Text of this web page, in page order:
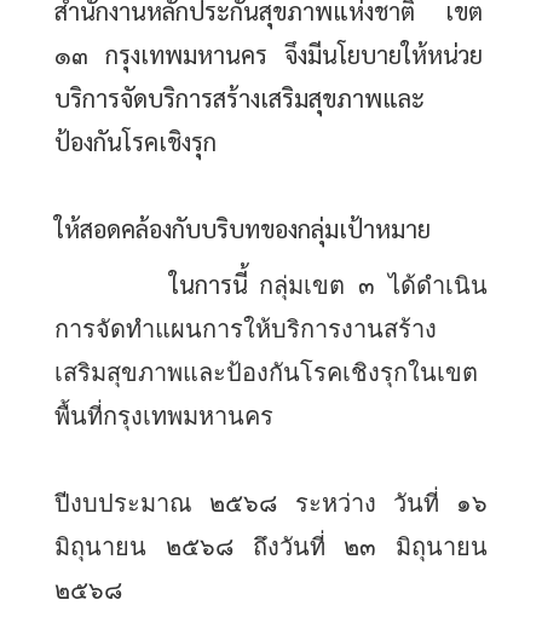
สำนักงานหลักประกันสุขภาพแห่งชาติ เขต
๑๓ กรุงเทพมหานคร จึงมีนโยบายให้หน่วย
บริการจัดบริการสร้างเสริมสุขภาพและ
ป้องกันโรคเชิงรุก
ให้สอดคล้องกับบริบทของกลุ่มเป้าหมาย
ในการนี้ กลุ่มเขต ๓ ได้ดำเนิน
การจัดทำแผนการให้บริการงานสร้าง
เสริมสุขภาพและป้องกันโรคเชิงรุกในเขต
พื้นที่กรุงเทพมหานคร
ปีงบประมาณ ๒๕๖๘ ระหว่าง วันที่ ๑๖
มิถุนายน ๒๕๖๘ ถึงวันที่ ๒๓ มิถุนายน
๒๕๖๘